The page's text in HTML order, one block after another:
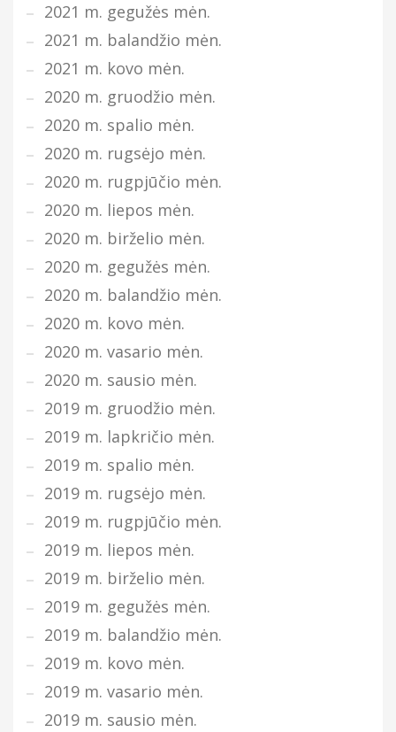
2021 m. gegužės mėn.
2021 m. balandžio mėn.
2021 m. kovo mėn.
2020 m. gruodžio mėn.
2020 m. spalio mėn.
2020 m. rugsėjo mėn.
2020 m. rugpjūčio mėn.
2020 m. liepos mėn.
2020 m. birželio mėn.
2020 m. gegužės mėn.
2020 m. balandžio mėn.
2020 m. kovo mėn.
2020 m. vasario mėn.
2020 m. sausio mėn.
2019 m. gruodžio mėn.
2019 m. lapkričio mėn.
2019 m. spalio mėn.
2019 m. rugsėjo mėn.
2019 m. rugpjūčio mėn.
2019 m. liepos mėn.
2019 m. birželio mėn.
2019 m. gegužės mėn.
2019 m. balandžio mėn.
2019 m. kovo mėn.
2019 m. vasario mėn.
2019 m. sausio mėn.